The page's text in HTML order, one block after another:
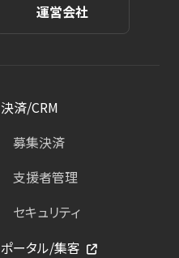
運営会社
決済/CRM
募集決済
支援者管理
セキュリティ
ポータル/集客